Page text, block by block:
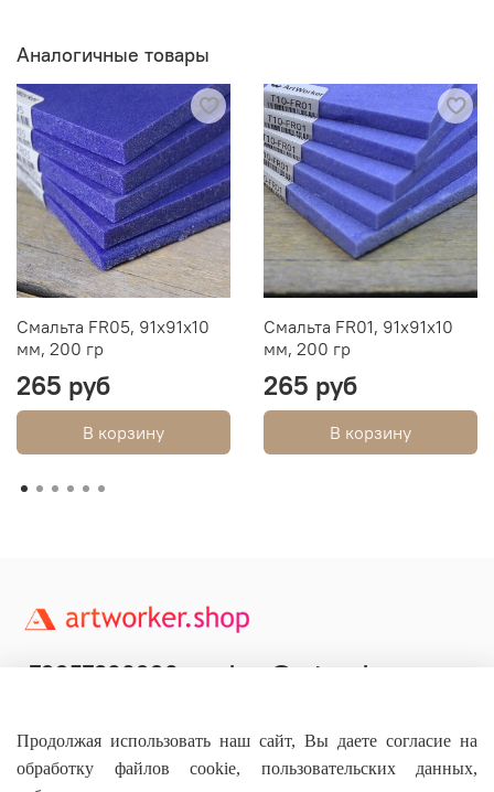
Аналогичные товары
Смальта FR05, 91х91х10
мм, 200 гр
265 руб
В корзину
Смальта FR01, 91х91х10
мм, 200 гр
265 руб
В корзину
+79957800990 shop@artworker.pro
Продолжая использовать наш сайт, Вы даете согласие на
обработку файлов cookie, пользовательских данных,